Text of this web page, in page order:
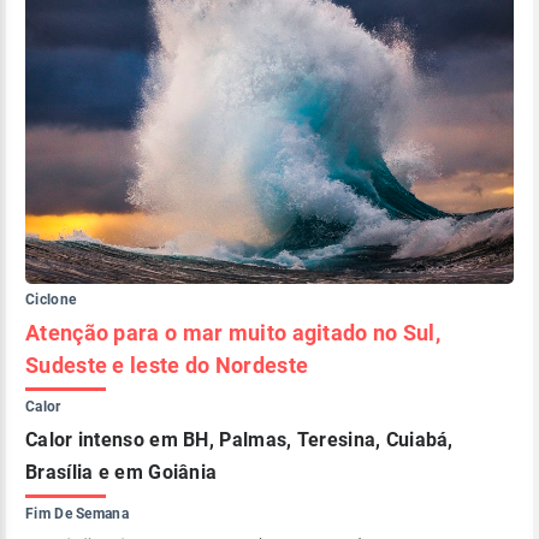
Ciclone
Atenção para o mar muito agitado no Sul,
Sudeste e leste do Nordeste
Calor
Calor intenso em BH, Palmas, Teresina, Cuiabá,
Brasília e em Goiânia
Fim De Semana